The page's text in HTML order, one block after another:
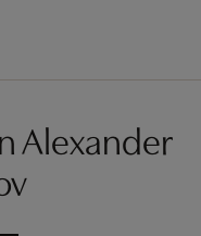
Alexander